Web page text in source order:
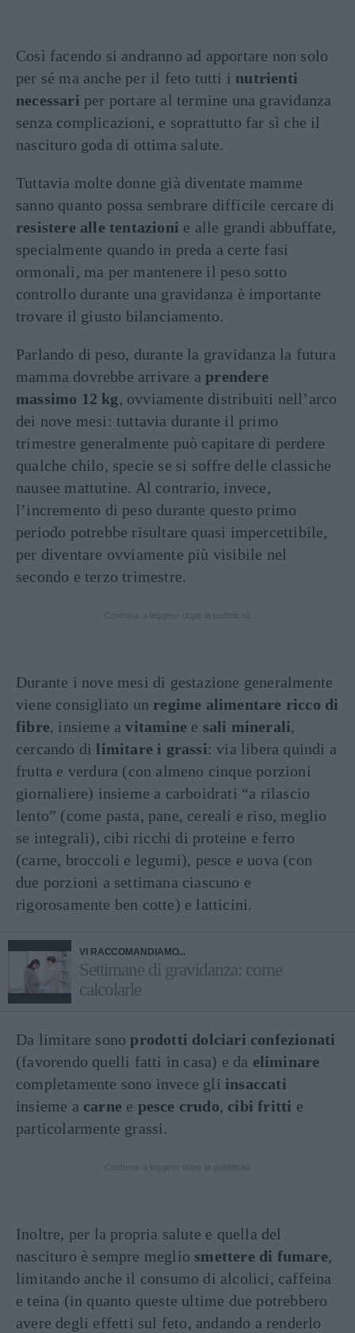
Così facendo si andranno ad apportare non solo
per sé ma anche per il feto tutti i nutrienti
necessari per portare al termine una gravidanza
senza complicazioni, e soprattutto far sì che il
nascituro goda di ottima salute.
Tuttavia molte donne già diventate mamme
sanno quanto possa sembrare difficile cercare di
resistere alle tentazioni e alle grandi abbuffate,
specialmente quando in preda a certe fasi
ormonali, ma per mantenere il peso sotto
controllo durante una gravidanza è importante
trovare il giusto bilanciamento.
Parlando di peso, durante la gravidanza la futura
mamma dovrebbe arrivare a prendere
massimo 12 kg, ovviamente distribuiti nell’arco
dei nove mesi: tuttavia durante il primo
trimestre generalmente può capitare di perdere
qualche chilo, specie se si soffre delle classiche
nausee mattutine. Al contrario, invece,
l’incremento di peso durante questo primo
periodo potrebbe risultare quasi impercettibile,
per diventare ovviamente più visibile nel
secondo e terzo trimestre.
Durante i nove mesi di gestazione generalmente
viene consigliato un regime alimentare ricco di
fibre, insieme avitamine e sali minerali,
cercando di limitare i grassi: via libera quindi a
frutta e verdura (con almeno cinque porzioni
giornaliere) insieme a carboidrati “a rilascio
lento” (come pasta, pane, cereali e riso, meglio
se integrali), cibi ricchi di proteine e ferro
(carne, broccoli e legumi), pesce e uova (con
due porzioni a settimana ciascuno e
rigorosamente ben cotte) e latticini.
VI RACCOMANDIAMO...
Settimane di gravidanza: come
calcolarle
Da limitare sonoprodotti dolciari confezionati
(favorendo quelli fatti in casa) e da eliminare
completamente sono invece gli insaccati
insieme a carne e pesce crudo, cibi fritti e
particolarmente grassi.
Inoltre, per la propria salute e quella del
nascituro è sempre meglio smettere di fumare,
limitando anche il consumo di alcolici, caffeina
e teina (in quanto queste ultime due potrebbero
avere degli effetti sul feto, andando a renderlo